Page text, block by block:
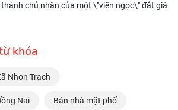
chủ nhân của một \"viên ngọc\" đắt giá
khóa
Nhơn Trạch
Nai Bán nhà mặt phố